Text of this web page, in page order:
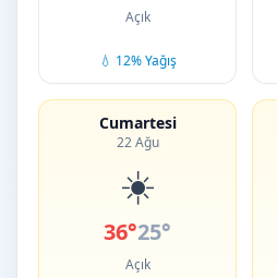
Açık
💧 12% Yağış
Cumartesi
22 Ağu
☀️
36°25°
Açık